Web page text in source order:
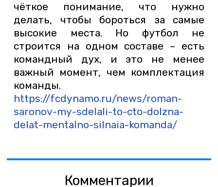
чёткое понимание, что нужно
делать, чтобы бороться за самые
высокие места. Но футбол не
строится на одном составе – есть
командный дух, и это не менее
важный момент, чем комплектация
команды.
https://fcdynamo.ru/news/roman-
saronov-my-sdelali-to-cto-dolzna-
delat-mentalno-silnaia-komanda/
Комментарии